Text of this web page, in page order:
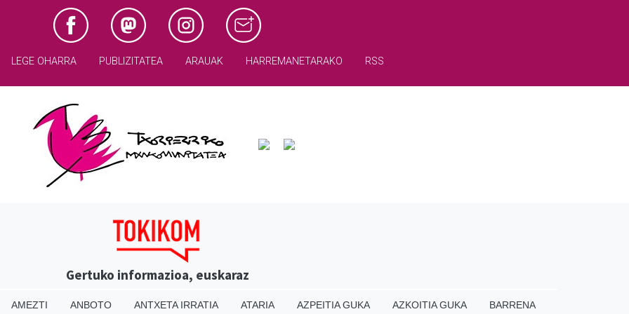
LEGE OHARRA PUBLIZITATEA ARAUAK HARREMANETARAKO RSS
Gertuko informazioa, euskaraz
AMEZTI ANBOTO ANTXETA IRRATIA ATARIA AZPEITIA GUKA AZKOITIA GUKA BARRENA